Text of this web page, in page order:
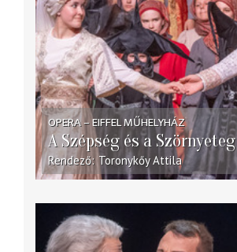
OPERA – EIFFEL MŰHELYHÁZ
A Szépség és a Szörnyeteg
Rendező Toronykőy Attila